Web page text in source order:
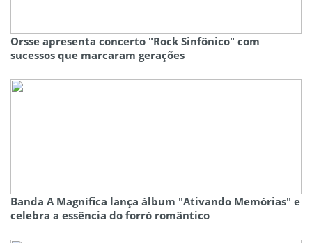
Orsse apresenta concerto "Rock Sinfônico" com
sucessos que marcaram gerações
Banda A Magnífica lança álbum "Ativando Memórias" e
celebra a essência do forró romântico